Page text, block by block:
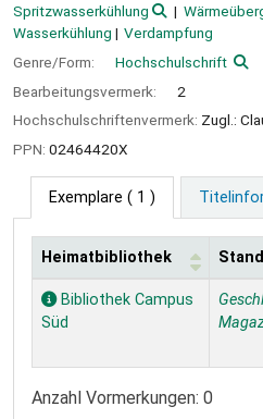
Spritzwasserkühlung
Wasserkühlung
Verdampfung
Genre/Form:
Hochschulschrift
Bearbeitungsvermerk:
2
Hochschulschriftenvermerk: Zugl.:
PPN: 02464420X
Exemplare ( 1 )
Exemplare
Heimatbibliothek
Bibliothek Campus
Süd
Anzahl Vormerkungen: 0